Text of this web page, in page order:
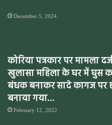
December 5, 2024
कोरिया पत्रकार पर मामला
खुलासा महिला के घर में घुस
बंधक बनाकर सादे कागज पर
बनाया गया…
February 12, 2022